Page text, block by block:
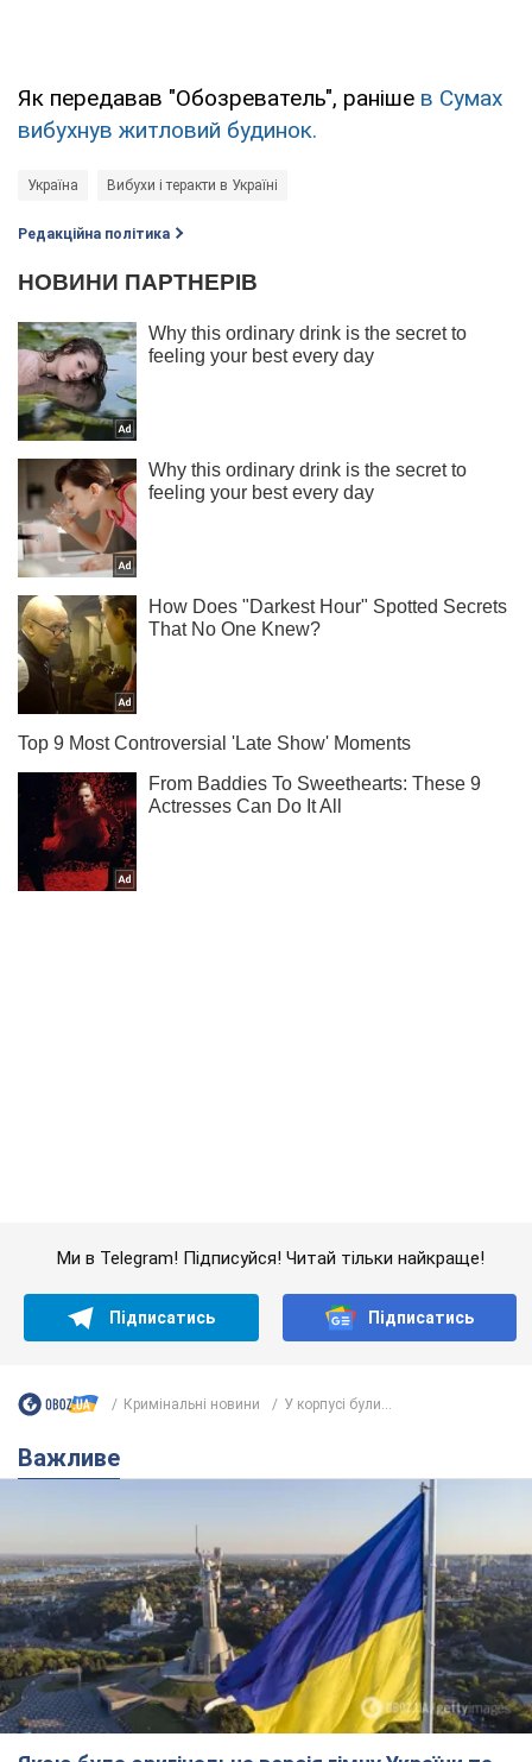
Як передавав "Обозреватель", раніше в Сумах
вибухнув житловий будинок.
Україна Вибухи і теракти в Україні
Редакційна політика
чому її боялася Російська імперія: про це не
Державним символом є тільки перший куплет та приспів пісні
7 годин тому 33,6 т.
Олександру Пономарьову – 53: що
відомо про трьох дітей секс-
символа 90-х та який вигляд вони
мають
За розвитком кар'єри артист не забував про
особисте щастя